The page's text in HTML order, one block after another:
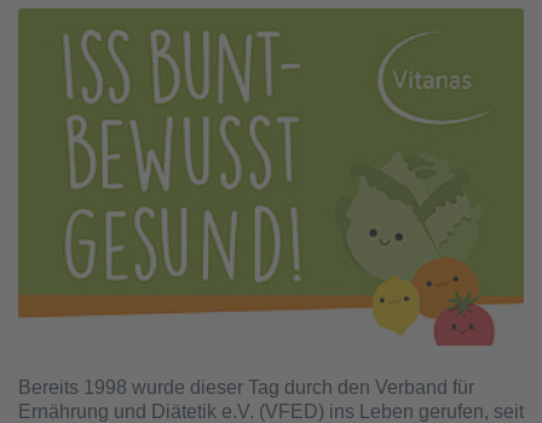
Bereits 1998 wurde dieser Tag durch den Verband für
Ernährung und Diätetik e.V. (VFED) ins Leben gerufen, seit